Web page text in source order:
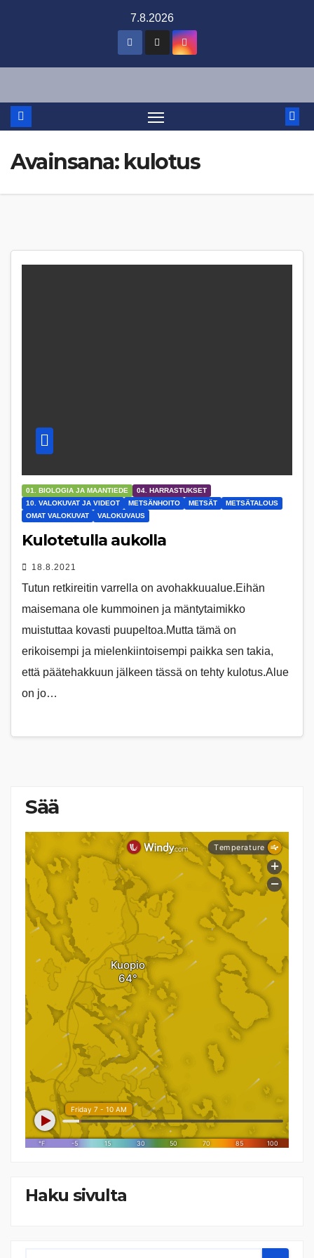
7.8.2026
Avainsana: kulotus
01. BIOLOGIA JA MAANTIEDE
04. HARRASTUKSET
10. VALOKUVAT JA VIDEOT
METSÄNHOITO METSÄT
METSÄTALOUS
OMAT VALOKUVAT
VALOKUVAUS
Kulotetulla aukolla
18.8.2021
Tutun retkireitin varrella on avohakkuualue.Eihän
maisemana ole kummoinen ja mäntytaimikko
muistuttaa kovasti puupeltoa.Mutta tämä on
erikoisempi ja mielenkiintoisempi paikka sen takia,
että päätehakkuun jälkeen tässä on tehty kulotus.Alue
on jo…
Sää
Haku sivulta